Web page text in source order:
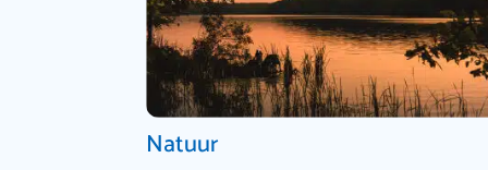
Natuur